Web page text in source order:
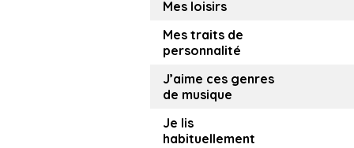
Mes loisirs
Mes traits de
personnalité
J’aime ces genres
de musique
Je lis
habituellement